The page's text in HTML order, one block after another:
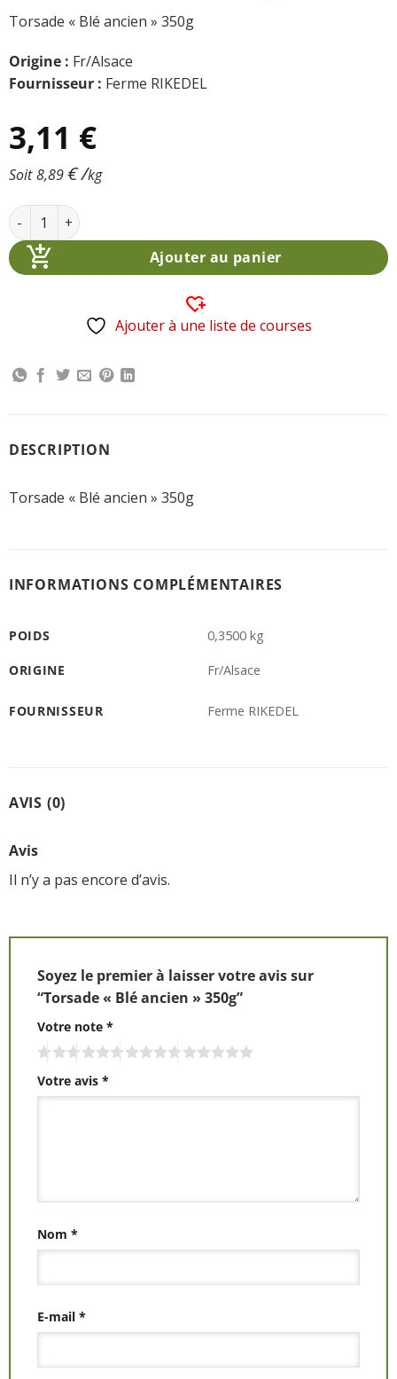
Torsade « Blé ancien » 350g
Origine : Fr/Alsace
Fournisseur : Ferme RIKEDEL
3,11 €
Soit 8,89€/kg
quantité de Torsade "Blé ancien" 350g
Ajouter au panier
Alternative:
Ajouter à une liste de courses
DESCRIPTION
Torsade « Blé ancien » 350g
INFORMATIONS COMPLÉMENTAIRES
POIDS 0,3500 kg
ORIGINE Fr/Alsace
FOURNISSEUR Ferme RIKEDEL
AVIS (0)
Avis
Il n’y a pas encore d’avis.
Soyez le premier à laisser votre avis sur
“Torsade « Blé ancien » 350g”
Votre note *
Votre avis *
Nom *
E-mail *